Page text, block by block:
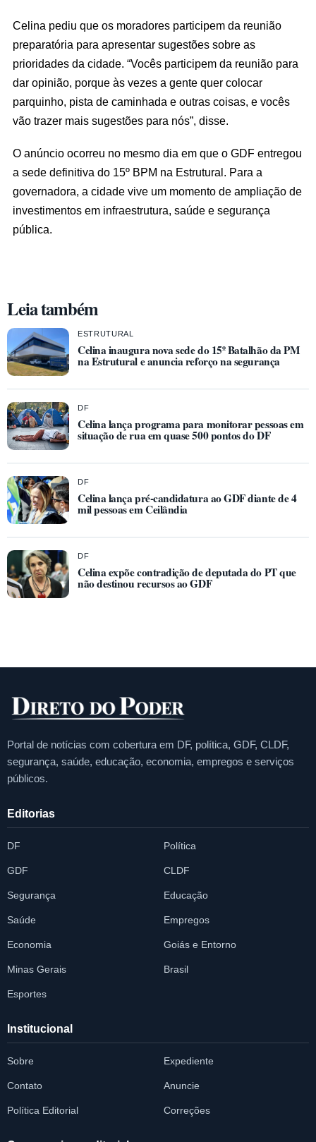
Celina pediu que os moradores participem da reunião
preparatória para apresentar sugestões sobre as
prioridades da cidade. “Vocês participem da reunião para
dar opinião, porque às vezes a gente quer colocar
parquinho, pista de caminhada e outras coisas, e vocês
vão trazer mais sugestões para nós”, disse.
O anúncio ocorreu no mesmo dia em que o GDF entregou
a sede definitiva do 15º BPM na Estrutural. Para a
governadora, a cidade vive um momento de ampliação de
investimentos em infraestrutura, saúde e segurança
pública.
Leia também
ESTRUTURAL
Celina inaugura nova sede do 15º Batalhão da PM
na Estrutural e anuncia reforço na segurança
DF
Celina lança programa para monitorar pessoas em
situação de rua em quase 500 pontos do DF
DF
Celina lança pré-candidatura ao GDF diante de 4
mil pessoas em Ceilândia
DF
Celina expõe contradição de deputada do PT que
não destinou recursos ao GDF
Portal de notícias com cobertura em DF, política, GDF, CLDF,
segurança, saúde, educação, economia, empregos e serviços
públicos.
Editorias
DF Política
GDF CLDF
Segurança Educação
Saúde Empregos
Economia Goiás e Entorno
Minas Gerais Brasil
Esportes
Institucional
Sobre Expediente
Contato Anuncie
Política Editorial Correções